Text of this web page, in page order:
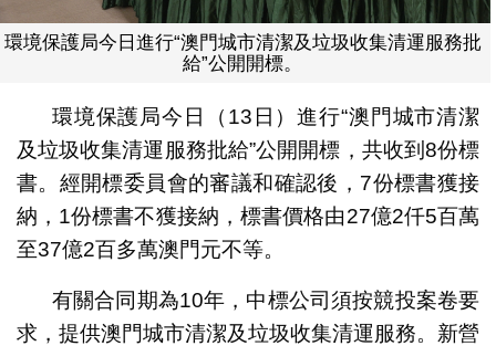
環境保護局今日進行“澳門城市清潔及垃圾收集清運服務批
給”公開開標。
環境保護局今日（13日）進行“澳門城市清潔
及垃圾收集清運服務批給”公開開標，共收到8份標
書。經開標委員會的審議和確認後，7份標書獲接
納，1份標書不獲接納，標書價格由27億2仟5百萬
至37億2百多萬澳門元不等。
有關合同期為10年，中標公司須按競投案卷要
求，提供澳門城市清潔及垃圾收集清運服務。新營